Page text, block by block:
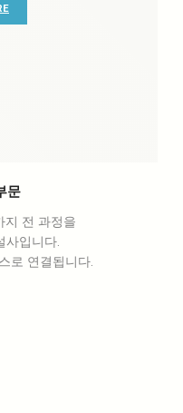
문
지 전 과정을
사입니다.
로 연결됩니다.